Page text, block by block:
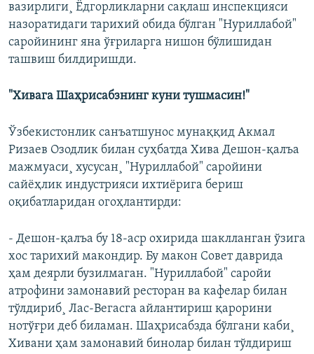
вазирлиги¸ Ëдгорликларни сақлаш инспекцияси
назоратидаги тарихий обида бўлган "Нуриллабой"
саройининг яна ўғриларга нишон бўлишидан
ташвиш билдиришди.
"Хивага Шаҳрисабзнинг куни тушмасин!"
Ўзбекистонлик санъатшунос мунаққид Акмал
Ризаев Озодлик билан суҳбатда Хива Дешон-қалъа
мажмуаси¸ хусусан¸ "Нуриллабой" саройини
сайëҳлик индустрияси ихтиëрига бериш
оқибатларидан огоҳлантирди:
- Дешон-қалъа бу 18-аср охирида шаклланган ўзига
хос тарихий макондир. Бу макон Совет даврида
ҳам деярли бузилмаган. "Нуриллабой" саройи
атрофини замонавий ресторан ва кафелар билан
тўлдириб¸ Лас-Вегасга айлантириш қарорини
нотўғри деб биламан. Шаҳрисабзда бўлгани каби¸
Хивани ҳам замонавий бинолар билан тўлдириш